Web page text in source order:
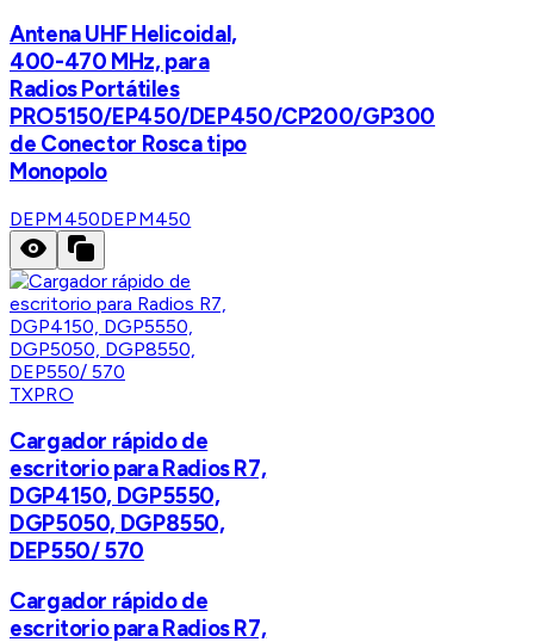
Antena UHF Helicoidal,
400-470 MHz, para
Radios Portátiles
PRO5150/EP450/DEP450/CP200/GP300
de Conector Rosca tipo
Monopolo
DEPM450DEPM450
TXPRO
Cargador rápido de
escritorio para Radios R7,
DGP4150, DGP5550,
DGP5050, DGP8550,
DEP550/ 570
Cargador rápido de
escritorio para Radios R7,